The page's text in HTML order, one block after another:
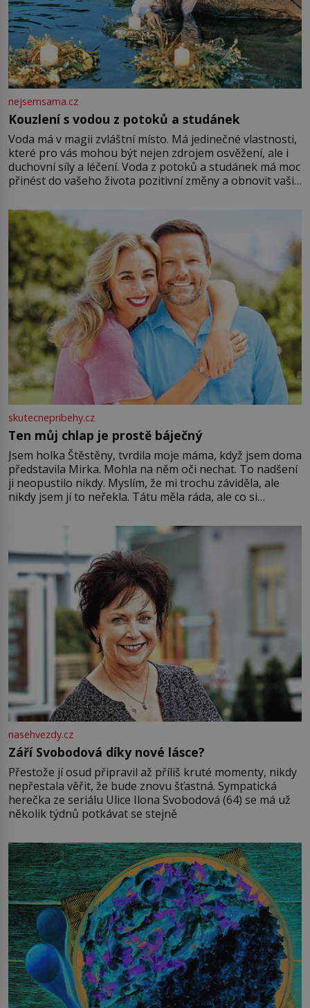
nejsemsama.cz
Kouzlení s vodou z potoků a studánek
Voda má v magii zvláštní místo. Má jedinečné vlastnosti,
které pro vás mohou být nejen zdrojem osvěžení, ale i
duchovní síly a léčení. Voda z potoků a studánek má moc
přinést do vašeho života pozitivní změny a obnovit vaši
můžete obohatit své rituály a přinést do svého života
větší harmonii a klid. Je důležité
skutecnepribehy.cz
Ten můj chlap je prostě báječný
Jsem holka Štěstěny, tvrdila moje máma, když jsem doma
představila Mirka. Mohla na něm oči nechat. To nadšení
ji neopustilo nikdy. Myslím, že mi trochu záviděla, ale
nikdy jsem jí to neřekla. Tátu měla ráda, ale co si
Jsme spolu moc rádi Tehdy byla jiná doba, když
nasehvezdy.cz
Září Svobodová díky nové lásce?
Přestože jí osud připravil až příliš kruté momenty, nikdy
nepřestala věřit, že bude znovu šťastná. Sympatická
herečka ze seriálu Ulice Ilona Svobodová (64) se má už
několik týdnů potkávat se stejně